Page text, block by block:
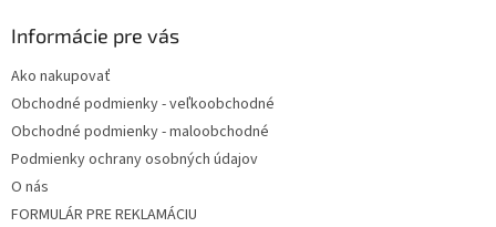
Informácie pre vás
Ako nakupovať
Obchodné podmienky - veľkoobchodné
Obchodné podmienky - maloobchodné
Podmienky ochrany osobných údajov
O nás
FORMULÁR PRE REKLAMÁCIU